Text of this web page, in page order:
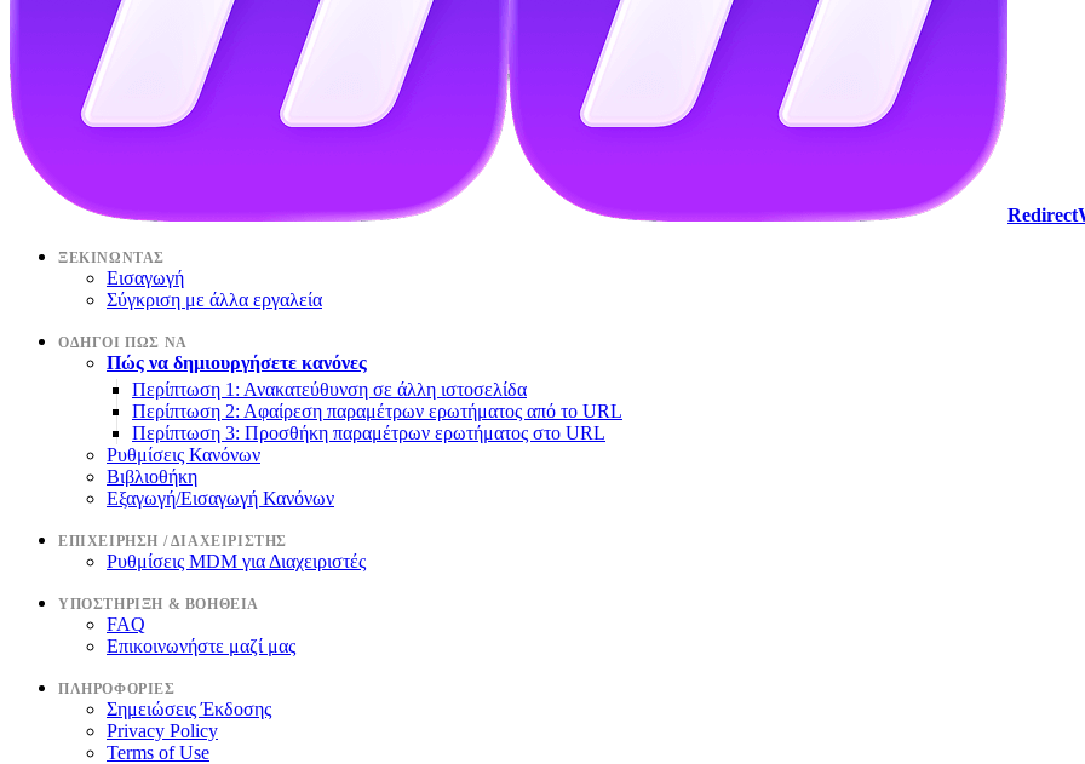
ΞΕΚΙΝΏΝΤΑΣ
Εισαγωγή
Σύγκριση με άλλα εργαλεία
ΟΔΗΓΟΊ ΠΏΣ ΝΑ
Πώς να δημιουργήσετε κανόνες
Περίπτωση 1: Ανακατεύθυνση σε άλλη ιστοσελίδα
Περίπτωση 2: Αφαίρεση παραμέτρων ερωτήματος από το URL
Περίπτωση 3: Προσθήκη παραμέτρων ερωτήματος στο URL
Ρυθμίσεις Κανόνων
Βιβλιοθήκη
Εξαγωγή/Εισαγωγή Κανόνων
ΕΠΙΧΕΊΡΗΣΗ / ΔΙΑΧΕΙΡΙΣΤΉΣ
Ρυθμίσεις MDM για Διαχειριστές
ΥΠΟΣΤΉΡΙΞΗ & ΒΟΉΘΕΙΑ
FAQ
Επικοινωνήστε μαζί μας
ΠΛΗΡΟΦΟΡΊΕΣ
Σημειώσεις Έκδοσης
Privacy Policy
Terms of Use